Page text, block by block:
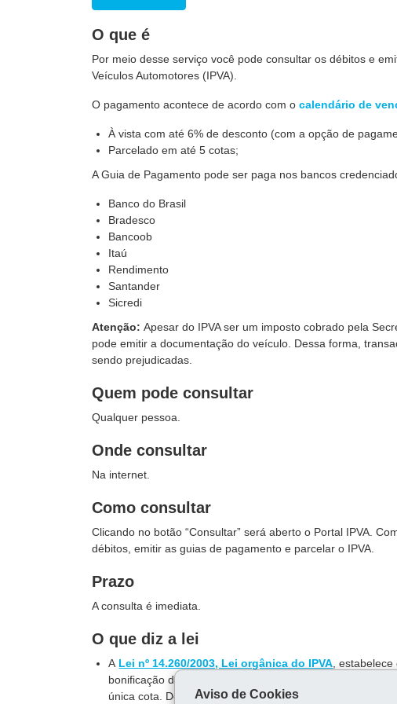
O que é
Por meio desse serviço você pode consultar os débitos e
Veículos Automotores (IPVA).
O pagamento acontece de acordo com o calendário de
À vista com até 6% de desconto (com a opção de
Parcelado em até 5 cotas;
A Guia de Pagamento pode ser paga nos bancos
Banco do Brasil
Bradesco
Bancoob
Itaú
Rendimento
Santander
Sicredi
Atenção: Apesar do IPVA ser um imposto cobrado pela
pode emitir a documentação do veículo. Dessa forma,
sendo prejudicadas.
Quem pode consultar
Qualquer pessoa.
Onde consultar
Na internet.
Como consultar
Clicando no botão “Consultar” será aberto o Portal IPVA.
débitos, emitir as guias de pagamento e parcelar o IPVA.
Prazo
A consulta é imediata.
O que diz a lei
A Lei nº 14.260/2003, Lei orgânica do IPVA ,
bonificação de até
única cota. Débitos vencidos de anos anteriores podem
Aviso de Cookies